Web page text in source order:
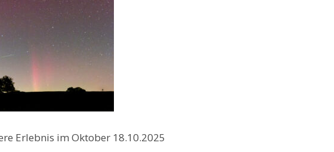
Erlebnis im Oktober 18.10.2025